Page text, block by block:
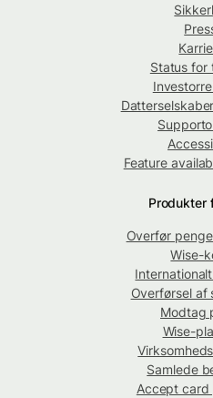
Status for
Feature
Produkter
Overfør
Wise-
Overførsel af
Modtag
Wise-
Samlede
Accept card